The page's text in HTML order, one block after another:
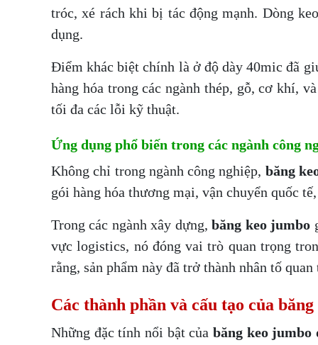
tróc, xé rách khi bị tác động mạnh. Dòng
dụng.
Điểm khác biệt chính là ở độ dày 40mic đã
hàng hóa trong các ngành thép, gỗ, cơ khí,
tối đa các lỗi kỹ thuật.
Ứng dụng phổ biến trong các ngành công
Không chỉ trong ngành công nghiệp, băng
gói hàng hóa thương mại, vận chuyển quốc
Trong các ngành xây dựng,băng keo jumbo
vực logistics, nó đóng vai trò quan trọng
rằng, sản phẩm này đã trở thành nhân tố
Các thành phần và cấu tạo của
Những đặc tính nổi bật của băng keo jumbo